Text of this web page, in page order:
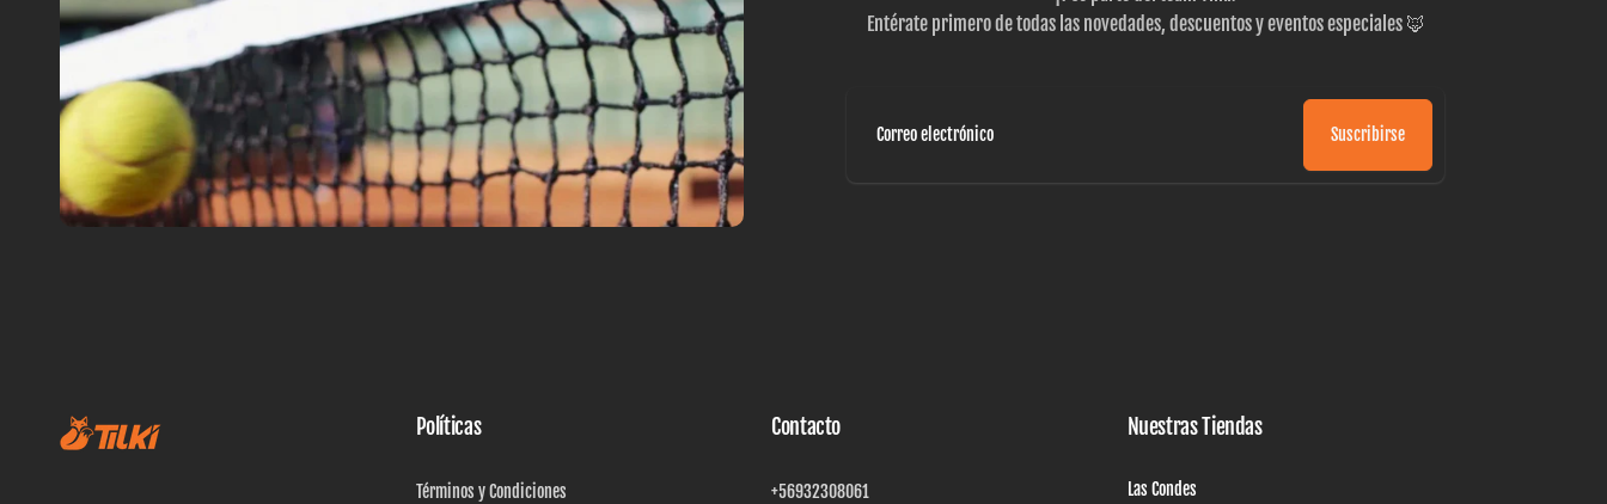
Entérate primero de todas las novedades, descuentos y eventos especiales 🦊
Suscribirse
Políticas
Términos y Condiciones
Contacto
+56932308061
Nuestras Tiendas
Las Condes